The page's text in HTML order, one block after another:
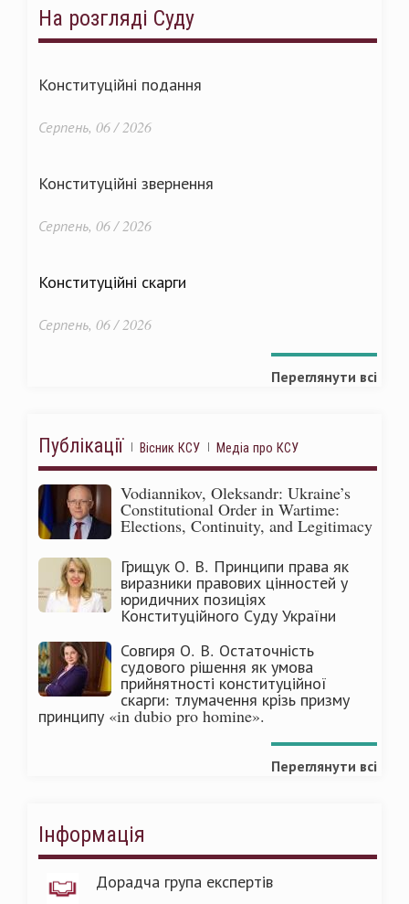
На розгляді Суду
Конституційні подання
Серпень, 06 / 2026
Конституційні звернення
Серпень, 06 / 2026
Конституційні скарги
Серпень, 06 / 2026
Переглянути всі
Публікації Вісник КСУ Медіа про КСУ
Vodiannikov, Oleksandr: Ukraine’s
Constitutional Order in Wartime:
Elections, Continuity, and Legitimacy
Грищук О. В. Принципи права як
виразники правових цінностей у
юридичних позиціях
Конституційного Суду України
Совгиря О. В. Остаточність
судового рішення як умова
прийнятності конституційної
скарги: тлумачення крізь призму
принципу «in dubio pro homine».
Переглянути всі
Інформація
Дорадча група експертів